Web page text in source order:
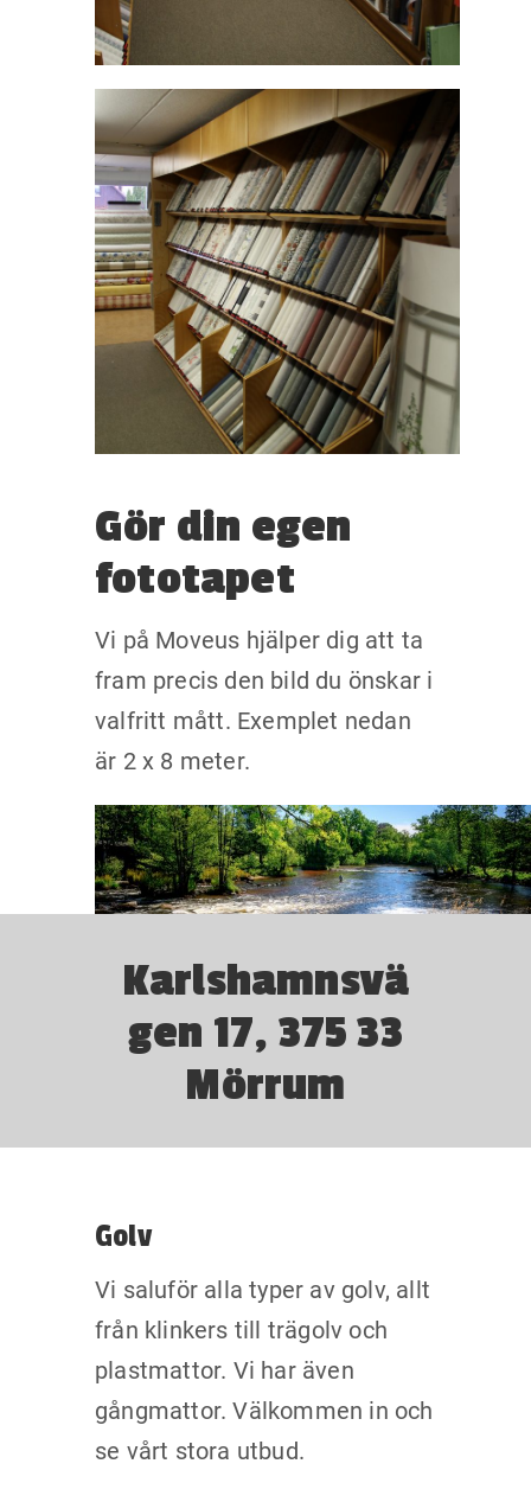
Gör din egen
fototapet
Vi på Moveus hjälper dig att ta
fram precis den bild du önskar i
valfritt mått. Exemplet nedan
är 2 x 8 meter.
Karlshamnsvä
gen 17, 375 33
Mörrum
Golv
Vi saluför alla typer av golv, allt
från klinkers till trägolv och
plastmattor. Vi har även
gångmattor. Välkommen in och
se vårt stora utbud.